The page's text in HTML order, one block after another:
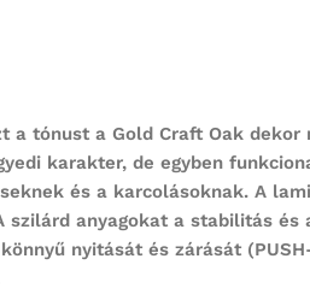
a tónust a Gold Craft Oak dekor
karakter, de egyben
és a karcolásoknak. A
anyagokat a stabilitás és
nyitását és zárását